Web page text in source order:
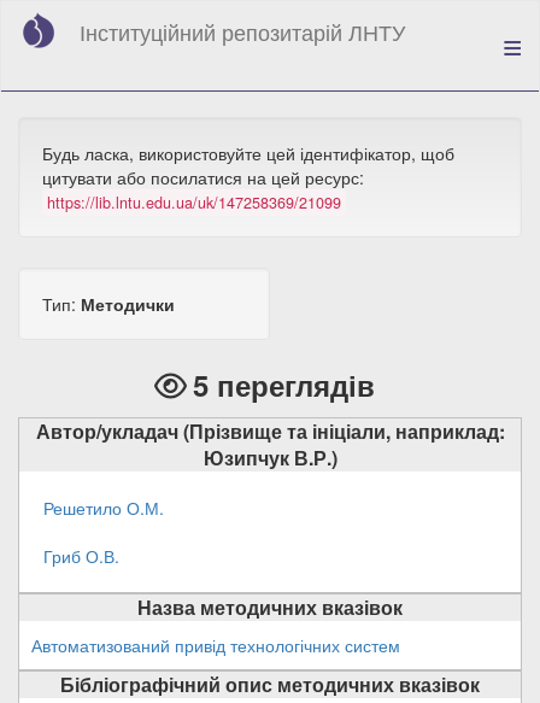
Перейти
вмісту
Інституційний репозитарій ЛНТУ
Будь ласка, використовуйте цей ідентифікатор, щоб
цитувати або посилатися на цей ресурс:
https://lib.lntu.edu.ua/uk/147258369/21099
Тип: Методички
5 переглядів
Автор/укладач (Прізвище та ініціали, наприклад:
Юзипчук В.Р.)
Решетило О.М.
Гриб О.В.
Назва методичних вказівок
Автоматизований привід технологічних систем
Бібліографічний опис методичних вказівок